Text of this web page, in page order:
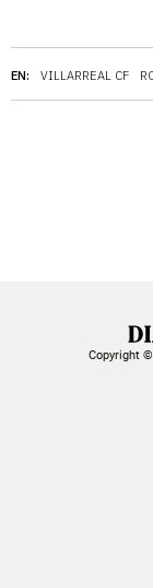
EN: VILLARREAL CF
Copyright